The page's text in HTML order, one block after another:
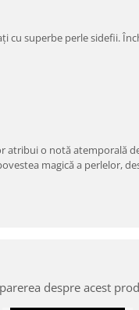
cu superbe perle sidefii.
atribui o notă atemporală
magică a perlelor,
despre acest